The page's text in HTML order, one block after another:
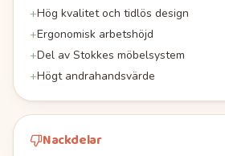
+Hög kvalitet och tidlös design
+Ergonomisk arbetshöjd
+Del av Stokkes möbelsystem
+Högt andrahandsvärde
Nackdelar